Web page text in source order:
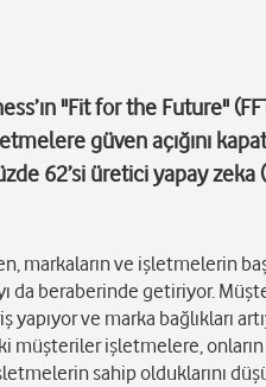
"Fit for the Future"
güven açığını
62’si üretici yapay
markaların ve işletmelerin
da beraberinde getiriyor.
yapıyor ve marka bağlıkları
müşteriler işletmelere,
sahip olduklarını